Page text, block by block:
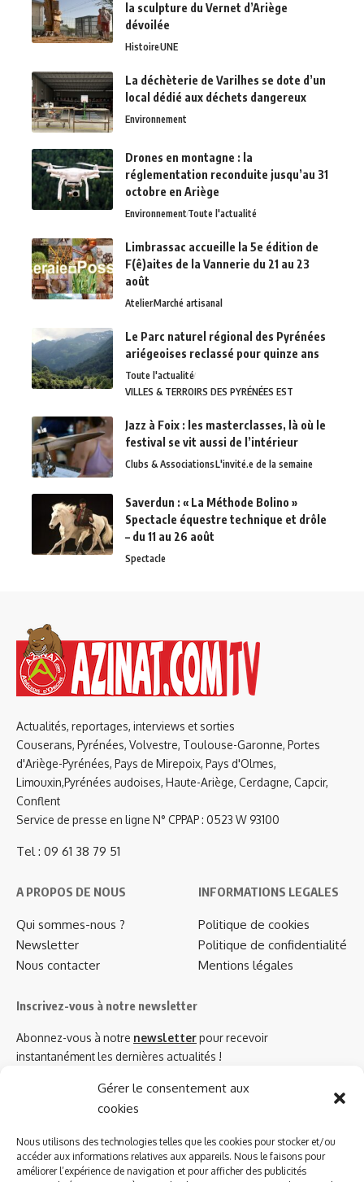
Gérer le consentement aux
cookies
Nous utilisons des technologies telles que les cookies pour stocker et/ou
accéder aux informations relatives aux appareils. Nous le faisons pour
améliorer l’expérience de navigation et pour afficher des publicités
la sculpture du Vernet d’Ariège
dévoilée
HistoireUNE
La déchèterie de Varilhes se dote d’un
local dédié aux déchets dangereux
Environnement
Drones en montagne : la
réglementation reconduite jusqu’au 31
octobre en Ariège
EnvironnementToute l'actualité
Limbrassac accueille la 5e édition de
F(ê)aites de la Vannerie du 21 au 23
août
AtelierMarché artisanal
Le Parc naturel régional des Pyrénées
ariégeoises reclassé pour quinze ans
Toute l'actualité
VILLES & TERROIRS DES PYRÉNÉES EST
Jazz à Foix : les masterclasses, là où le
festival se vit aussi de l’intérieur
Clubs & AssociationsL'invité.e de la semaine
Saverdun : « La Méthode Bolino »
Spectacle équestre technique et drôle
– du 11 au 26 août
Spectacle
Actualités, reportages, interviews et sorties
Couserans, Pyrénées, Volvestre, Toulouse-Garonne, Portes
d'Ariège-Pyrénées, Pays de Mirepoix, Pays d'Olmes,
Limouxin,Pyrénées audoises, Haute-Ariège, Cerdagne, Capcir,
Conflent
Service de presse en ligne N° CPPAP : 0523 W 93100
Tel : 09 61 38 79 51
A PROPOS DE NOUS
Qui sommes-nous ?
Newsletter
Nous contacter
INFORMATIONS LEGALES
Politique de cookies
Politique de confidentialité
Mentions légales
Inscrivez-vous à notre newsletter
Abonnez-vous à notre newsletterpour recevoir
instantanément les dernières actualités !
Azinat.com TV soutient